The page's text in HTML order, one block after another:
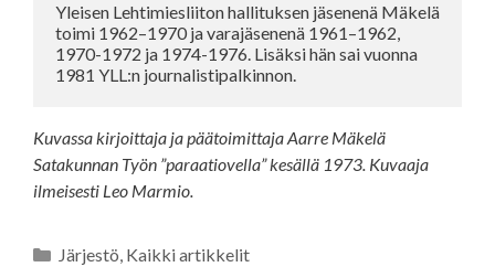
Yleisen Lehtimiesliiton hallituksen jäsenenä Mäkelä
toimi 1962–1970 ja varajäsenenä 1961–1962,
1970-1972 ja 1974-1976. Lisäksi hän sai vuonna
1981 YLL:n journalistipalkinnon.
Kuvassa kirjoittaja ja päätoimittaja Aarre Mäkelä
Satakunnan Työn ”paraatiovella” kesällä 1973. Kuvaaja
ilmeisesti Leo Marmio.
Kategoriat
Järjestö, Kaikki artikkelit